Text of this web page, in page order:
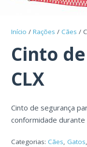
Início / Rações / Cães /
Cinto
CLX
Cinto de segurança
conformidade durante
Categorias: Cães, Gatos,